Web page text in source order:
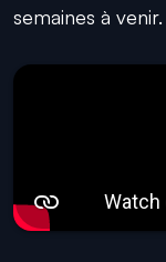
semaines à venir.